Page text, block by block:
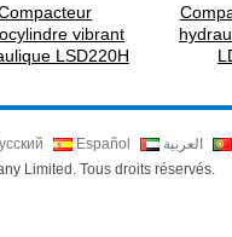
vibrant
LSD220H
Español العربية
Limited. Tous droits réservés.